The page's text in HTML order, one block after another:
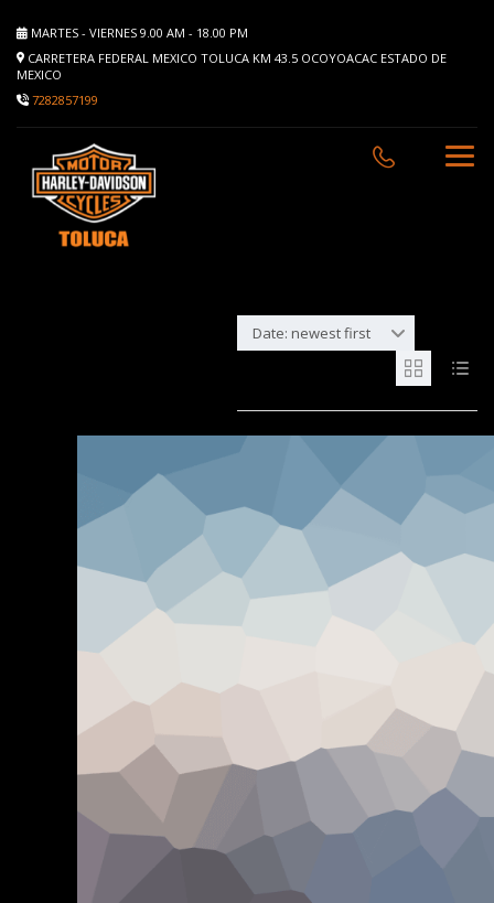
MARTES - VIERNES 9.00 AM - 18.00 PM
CARRETERA FEDERAL MEXICO TOLUCA KM 43.5 OCOYOACAC ESTADO DE
MEXICO
7282857199
Date: newest first